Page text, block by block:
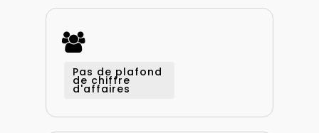
Pas de plafond
de chiffre
d'affaires